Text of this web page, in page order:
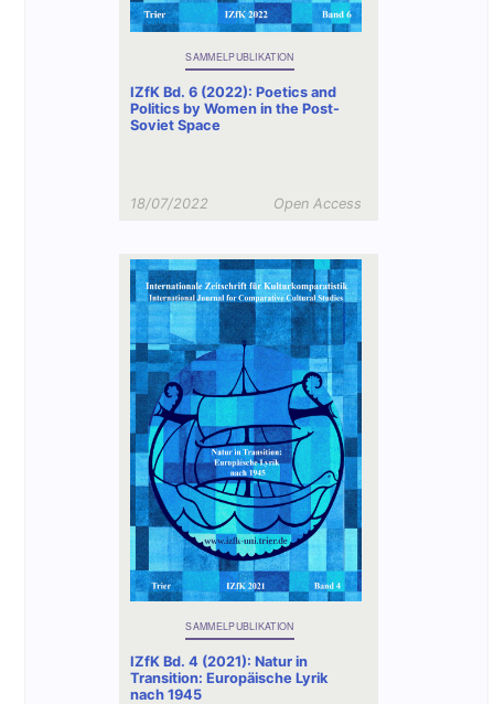
SAMMELPUBLIKATION
IZfK Bd. 6 (2022): Poetics and
Politics by Women in the Post-
Soviet Space
18/07/2022 Open Access
SAMMELPUBLIKATION
IZfK Bd. 4 (2021): Natur in
Transition: Europäische Lyrik
nach 1945